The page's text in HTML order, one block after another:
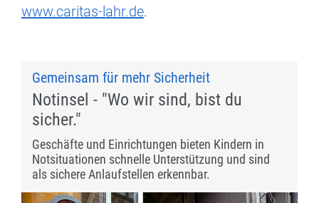
www.caritas-lahr.de.
Gemeinsam für mehr Sicherheit
Notinsel - "Wo wir sind, bist du
sicher."
Geschäfte und Einrichtungen bieten Kindern in
Notsituationen schnelle Unterstützung und sind
als sichere Anlaufstellen erkennbar.